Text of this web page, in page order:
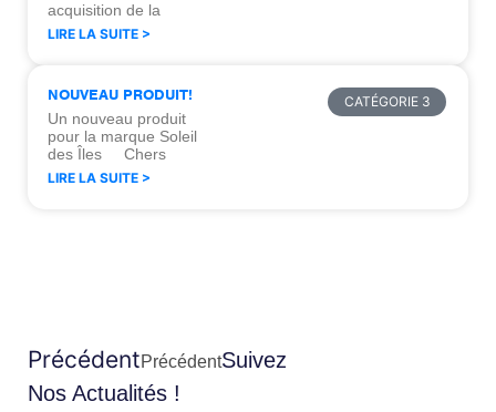
acquisition de la
LIRE LA SUITE >
CATÉGORIE 3
NOUVEAU PRODUIT!
Un nouveau produit
pour la marque Soleil
des Îles Chers
LIRE LA SUITE >
PrécédentPrécédentSuivez
Nos Actualités !